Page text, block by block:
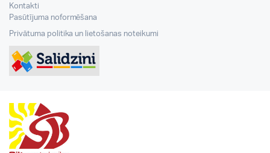
Kontakti
Pasūtījuma noformēšana
Privātuma politika un lietošanas noteikumi